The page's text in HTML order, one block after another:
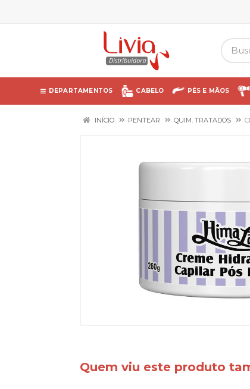
DEPARTAMENTOS CABELO PÉS E MÃOS
INÍCIO PENTEAR QUIM. TRATADOS
Quem viu este produto